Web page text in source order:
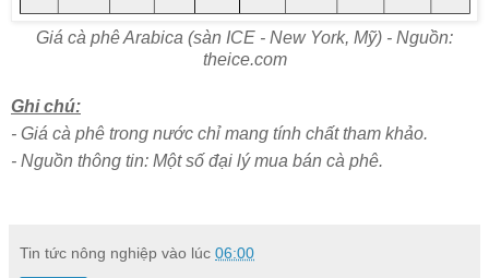
Giá cà phê Arabica (sàn ICE - New York, Mỹ) - Nguồn:
theice.com
Ghi chú:
- Giá cà phê trong nước chỉ mang tính chất tham khảo.
- Nguồn thông tin: Một số đại lý mua bán cà phê.
Tin tức nông nghiệp vào lúc 06:00